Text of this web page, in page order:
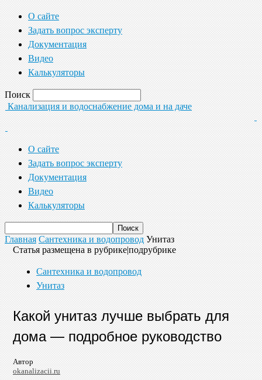
О сайте
Задать вопрос эксперту
Документация
Видео
Калькуляторы
Поиск
Канализация и водоснабжение дома и на даче
О сайте
Задать вопрос эксперту
Документация
Видео
Калькуляторы
Главная Сантехника и водопровод Унитаз
Статья размещена в рубрике|подрубрике
Сантехника и водопровод
Унитаз
Какой унитаз лучше выбрать для
дома — подробное руководство
Автор
okanalizacii.ru